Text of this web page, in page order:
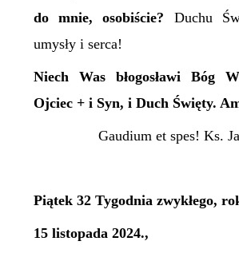
do mnie, osobiście? Duchu
umysły i serca!
Niech Was błogosławi Bóg
Ojciec + i Syn, i Duch Święty.
Gaudium et spes! Ks.
Piątek 32 Tygodnia zwykłego,
15 listopada 2024.,